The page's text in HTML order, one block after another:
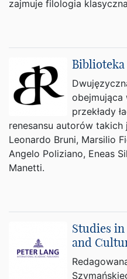
zajmuje filologia
Biblioteka
obejmująca
przekłady
renesansu autorów
Leonardo Bruni, Marsilio
Angelo Poliziano, Eneas
Manetti.
Studies
and